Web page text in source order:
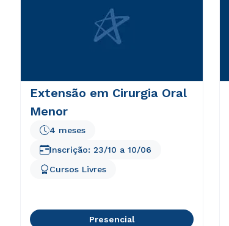
Extensão em Cirurgia Oral
Menor
4 meses
Cursos Livres
Inscrição: 23/10 a 10/06
Presencial